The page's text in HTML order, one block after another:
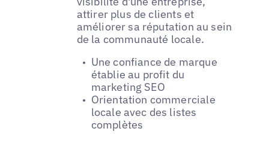
attirer plus de clients et
améliorer sa réputation au sein
de la communauté locale.
Une confiance de marque
établie au profit du
marketing SEO
Orientation commerciale
locale avec des listes
complètes